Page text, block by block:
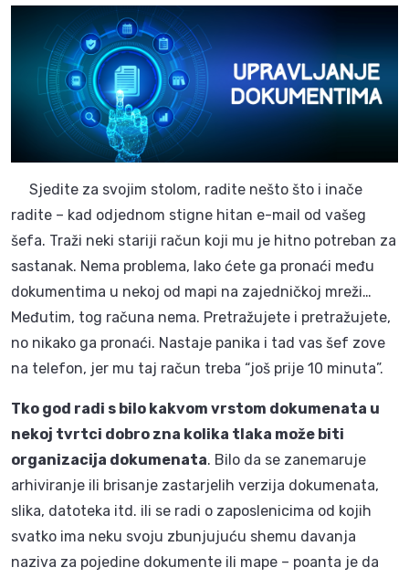
Sjedite za svojim stolom, radite nešto što i inače
radite – kad odjednom stigne hitan e-mail od vašeg
šefa. Traži neki stariji račun koji mu je hitno potreban za
sastanak. Nema problema, lako ćete ga pronaći među
dokumentima u nekoj od mapi na zajedničkoj mreži…
Međutim, tog računa nema. Pretražujete i pretražujete,
no nikako ga pronaći. Nastaje panika i tad vas šef zove
na telefon, jer mu taj račun treba “još prije 10 minuta”.
Tko god radi s bilo kakvom vrstom dokumenata u
nekoj tvrtci dobro zna kolika tlaka može biti
organizacija dokumenata. Bilo da se zanemaruje
arhiviranje ili brisanje zastarjelih verzija dokumenata,
slika, datoteka itd. ili se radi o zaposlenicima od kojih
svatko ima neku svoju zbunjujuću shemu davanja
naziva za pojedine dokumente ili mape – poanta je da